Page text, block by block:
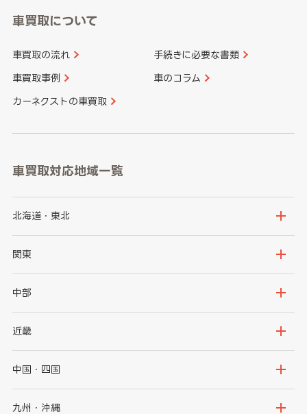
車買取について
車買取の流れ 手続きに必要な書類
車買取事例 車のコラム
カーネクストの車買取
車買取対応地域一覧
北海道・東北
北海道
岩手県
秋田県
関東
茨城県
群馬県
千葉県
中部
新潟県
石川県
山梨県
近畿
大阪府
京都府
中国・四国
鳥取県
九州・沖縄